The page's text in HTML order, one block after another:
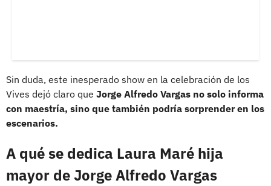
Sin duda, este inesperado show en la celebración de los
Vives dejó claro que Jorge Alfredo Vargas no solo informa
con maestría, sino que también podría sorprender en los
escenarios.
A qué se dedica Laura Maré hija
mayor de Jorge Alfredo Vargas